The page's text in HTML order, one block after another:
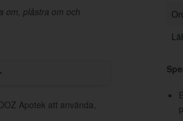
om, plåstra om och
Apotek att använda,